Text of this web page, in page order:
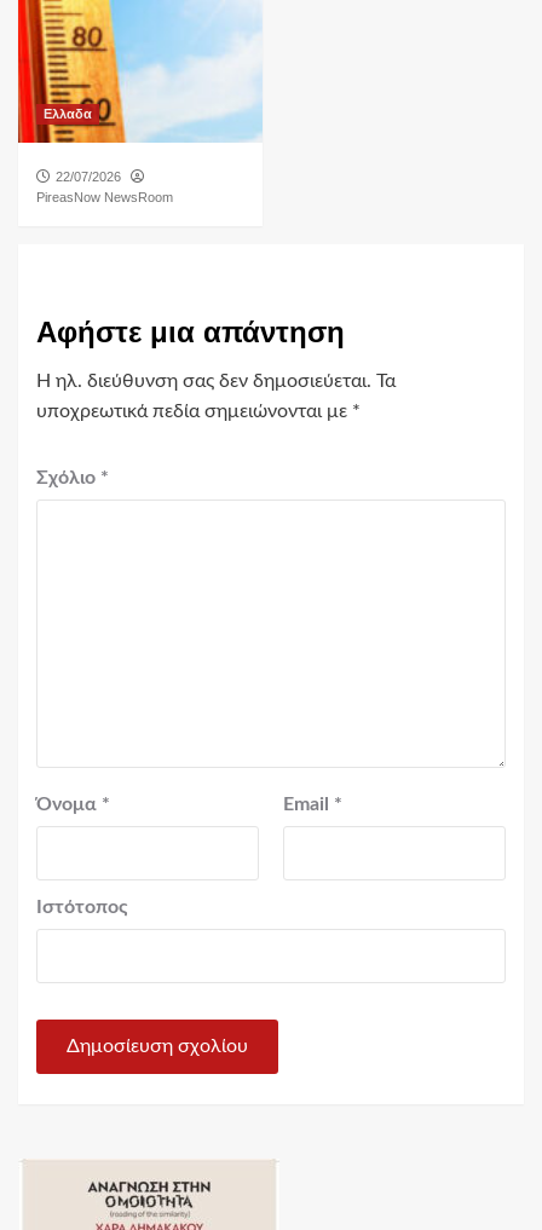
Ελλαδα
22/07/2026
PireasNow NewsRoom
Αφήστε μια απάντηση
Η ηλ. διεύθυνση σας δεν δημοσιεύεται. Τα
υποχρεωτικά πεδία σημειώνονται με *
Σχόλιο *
Όνομα * Email *
Ιστότοπος